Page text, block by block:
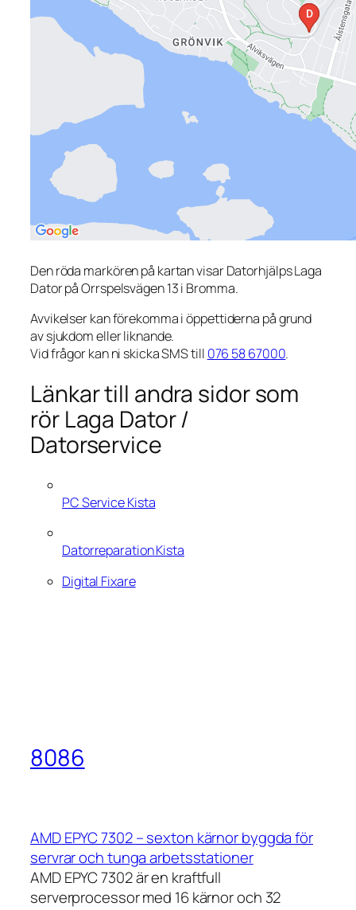
Den röda markören på kartan visar Datorhjälps Laga
Dator på Orrspelsvägen 13 i Bromma.
Avvikelser kan förekomma i öppettiderna på grund
av sjukdom eller liknande.
Vid frågor kan ni skicka SMS till 076 58 67000.
Länkar till andra sidor som
rör Laga Dator /
Datorservice
PC Service Kista
Datorreparation Kista
Digital Fixare
8086
AMD EPYC 7302 – sexton kärnor byggda för
servrar och tunga arbetsstationer
AMD EPYC 7302 är en kraftfull
serverprocessor med 16 kärnor och 32